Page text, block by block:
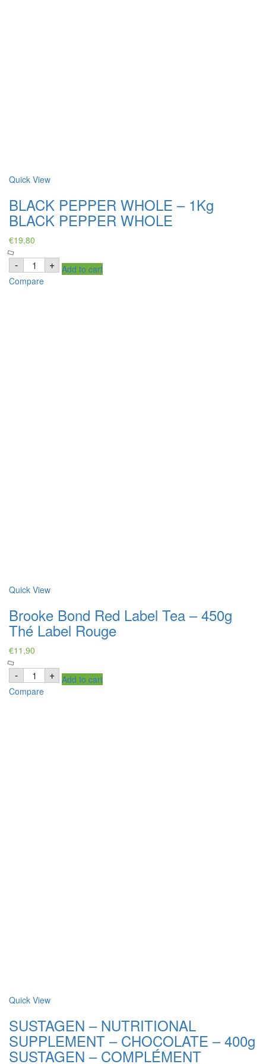
Quick View
BLACK PEPPER WHOLE – 1Kg
BLACK PEPPER WHOLE
€19,80
- BLACK
PEPPER
WHOLE
-
+ Add to cart
Compare
Quick View
Brooke Bond Red Label Tea – 450g
Thé Label Rouge
€11,90
- Brooke
Bond
Red
Label
+ Add to cart
Compare
Quick View
SUSTAGEN – NUTRITIONAL
SUPPLEMENT – CHOCOLATE – 400g
SUSTAGEN – COMPLÉMENT